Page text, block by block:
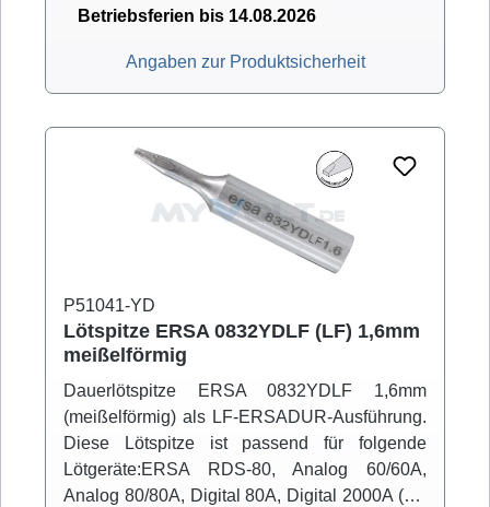
Betriebsferien bis 14.08.2026
Angaben zur Produktsicherheit
P51041-YD
Lötspitze ERSA 0832YDLF (LF) 1,6mm
meißelförmig
Dauerlötspitze ERSA 0832YDLF 1,6mm
(meißelförmig) als LF-ERSADUR-Ausführung.
Diese Lötspitze ist passend für folgende
Lötgeräte:ERSA RDS-80, Analog 60/60A,
Analog 80/80A, Digital 80A, Digital 2000A (mit